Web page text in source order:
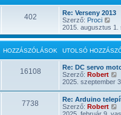
z
á
z
ó
l
s
e
g
402
Re: Verseny 2013
Szerző: Proci
o
l
s
o
z
z
á
s
z
2015. augusztus 1.
HOZZÁSZÓLÁSOK UTOLSÓ
16108
Re: DC servo
Szerző: Robert
t
l
s
2025. szeptember
7738
Re: Arduino
Szerző: Robert
t